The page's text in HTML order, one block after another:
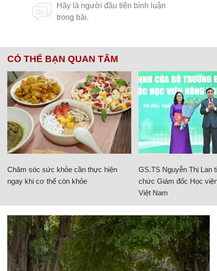
CÓ THỂ BẠN QUAN TÂM
Chăm sóc sức khỏe cần thực hiện
ngay khi cơ thể còn khỏe
GS.TS Nguyễn Thị Lan
chức Giám đốc Học
Việt Nam